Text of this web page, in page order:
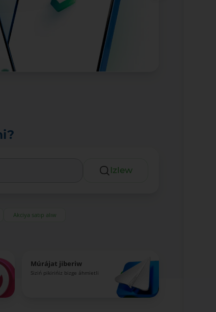
Izlew
Akciya satıp alıw
Múrájat jiberiw
Siziń pikirińiz bizge áhmietli